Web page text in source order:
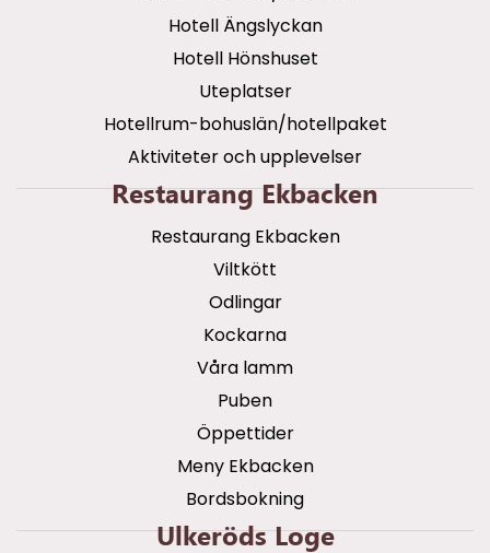
Hotell Ängslyckan
Hotell Hönshuset
Uteplatser
Hotellrum-bohuslän/hotellpaket
Aktiviteter och upplevelser
Restaurang Ekbacken
Restaurang Ekbacken
Viltkött
Odlingar
Kockarna
Våra lamm
Puben
Öppettider
Meny Ekbacken
Bordsbokning
Ulkeröds Loge